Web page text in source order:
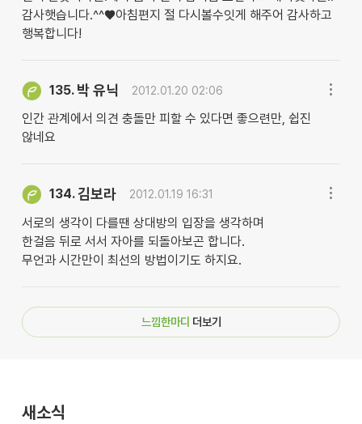
감사햇습니다.^^♥아침편지 절 다시볼수잇게 해주어 감사하고
행복합니다!
135. 박 유닉 2012.01.20 02:06
인간 관계에서 의견 충돌만 피할 수 있다면 좋으련만, 쉽진
않네요
134.김보라 2012.01.19 16:31
서로의 생각이 다를땐 상대방의 입장을 생각하며
한걸음 뒤로 서서 자아를 되돌아보곤 합니다.
무언과 시간만이 최선의 방법이기도 하지요.
느낌한마디 더보기
새소식